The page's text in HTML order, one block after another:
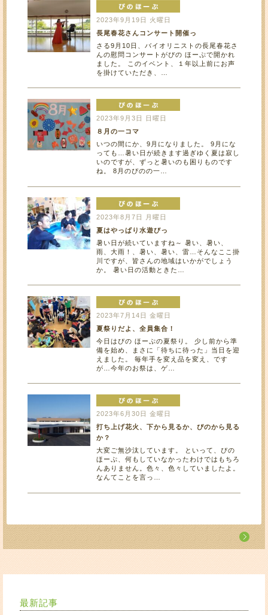
2023年9月19日 火曜日
長尾春花さんコンサート開催っ
さる9月10日、バイオリニストの長尾春花さ
んの慰問コンサートがぴの ほーぷで開かれ
ました。 このイベント、１年以上前にお声
を掛けていただき、…
2023年9月3日 日曜日
８月の一コマ
いつの間にか、9月になりました。 9月にな
っても…暑い日が続きます過ぎゆく夏は寂し
いのですが、ずっと暑いのも困りものです
ね。 8月のぴのの一…
2023年8月7日 月曜日
夏はやっぱり水遊びっ
暑い日が続いていますね～ 暑い、暑い、
雨、大雨！、暑い、暑い、雷…そんなここ掛
川ですが、皆さんの地域はいかがでしょう
か。 暑い日の活動ときた…
2023年7月14日 金曜日
夏祭りだよ、全員集合！
今日はぴの ほーぷの夏祭り。 少し前から準
備を始め、まさに「待ちに待った」当日を迎
えました。 毎年手を変え品を変え、です
が…今年のお祭は、ゲ…
2023年6月30日 金曜日
打ち上げ花火、下から見るか、ぴのから見る
か？
大変ご無沙汰しています。 といって、ぴの
ほーぷ、何もしていなかったわけではもちろ
んありません。色々、色々していましたよ。
なんてことを言っ…
最新記事